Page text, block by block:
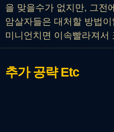
을 맞을수가 없지만, 그전
암살자들은 대처할 방법
미니언치면 이속빨라져서
추가 공략Etc